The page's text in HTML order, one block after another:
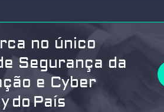
no único
Segurança da
e Cyber
do País